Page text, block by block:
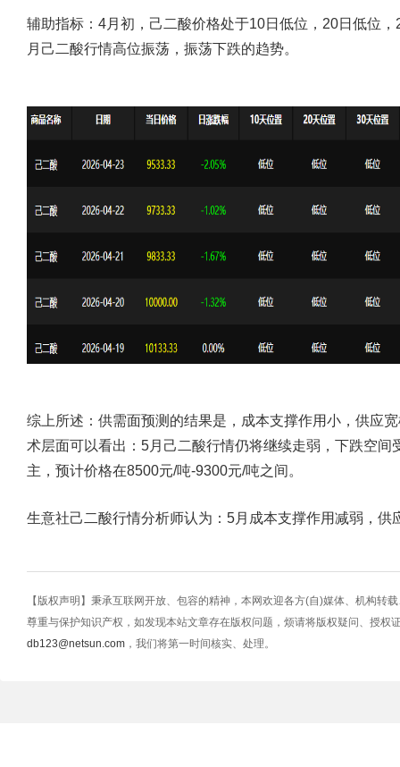
辅助指标 ：4月初，己二酸价格处于10日低位，20日低位
月己二酸行情高位振荡，振荡下跌的趋势。
综上所述 ：供需面预测的结果是，成本支撑作用小，供应
术层面可以看出：5月己二酸行情仍将继续走弱，下跌空
主，预计价格在8500元/吨-9300元/吨之间。
生意社己二酸行情分析师认为：5月成本支撑作用减弱，
【版权声明】秉承互联网开放、包容的精神，本网欢迎各方(自)媒体、机构转
尊重与保护知识产权，如发现本站文章存在版权问题，烦请将版权疑问、授权
db123@netsun.com ，我们将第一时间核实、处理。